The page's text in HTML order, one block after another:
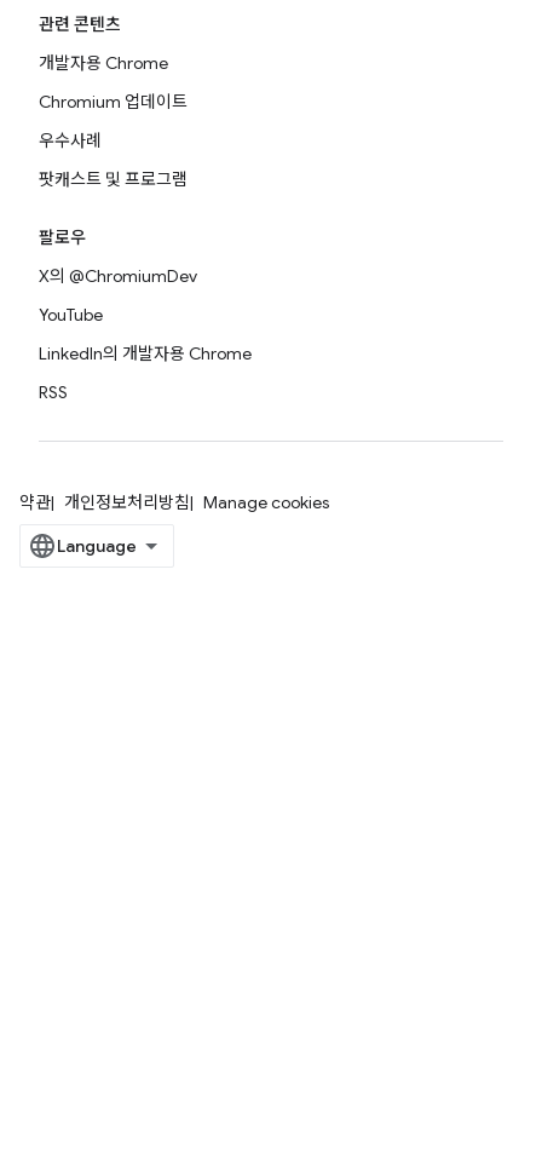
관련 콘텐츠
개발자용 Chrome
Chromium 업데이트
우수사례
팟캐스트 및 프로그램
팔로우
X의 @ChromiumDev
YouTube
LinkedIn의 개발자용 Chrome
RSS
약관 개인정보처리방침 Manage cookies